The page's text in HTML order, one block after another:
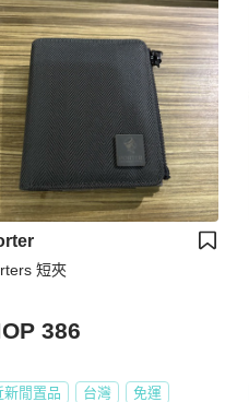
短夾
386
新閒置品 台灣 免運